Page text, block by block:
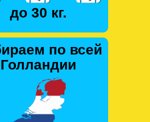
до 30 кг.
по всей
Голландии